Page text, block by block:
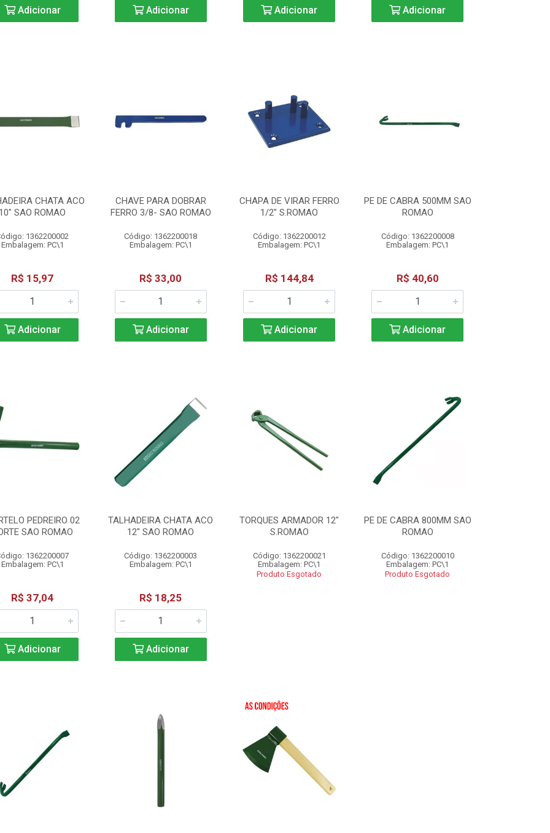
Adicionar Adicionar Adicionar Adicionar
CHATA ACO
SAO ROMAO
1362200002
Embalagem: PC\1
R$ 15,97
Adicionar
CHAVE PARA DOBRAR
FERRO 3/8- SAO ROMAO
Código: 1362200018
Embalagem: PC\1
R$ 33,00
Adicionar
CHAPA DE VIRAR FERRO
1/2" S.ROMAO
Código: 1362200012
Embalagem: PC\1
R$ 144,84
Adicionar
PE DE CABRA 500MM SAO
ROMAO
Código: 1362200008
Embalagem: PC\1
R$ 40,60
Adicionar
PEDREIRO 02
SAO ROMAO
1362200007
Embalagem: PC\1
R$ 37,04
Adicionar
TALHADEIRA CHATA ACO
12" SAO ROMAO
Código: 1362200003
Embalagem: PC\1
R$ 18,25
Adicionar
TORQUES ARMADOR 12"
S.ROMAO
Código: 1362200021
Embalagem: PC\1
Produto Esgotado
PE DE CABRA 800MM SAO
ROMAO
Código: 1362200010
Embalagem: PC\1
Produto Esgotado